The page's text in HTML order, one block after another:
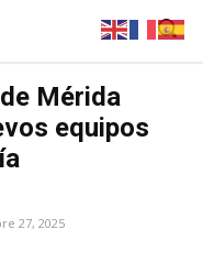
Mérida
equipos
27, 2025